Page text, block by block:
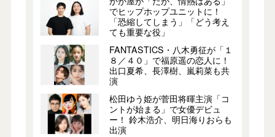
でヒップホップユニットに！
「恐縮してしまう」「どう考え
ても重要な役」
FANTASTICS・八木勇征が「１
８／４０」で福原遥の恋人に！
出口夏希、長澤樹、嵐莉菜も共
演
松田ゆう姫が菅田将暉主演「コ
ントが始まる」で女優デビュ
ー！ 鈴木浩介、明日海りおらも
出演